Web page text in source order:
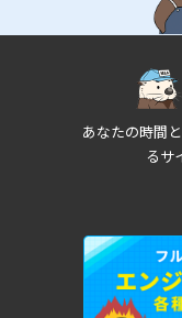
あなたの時間
るサ